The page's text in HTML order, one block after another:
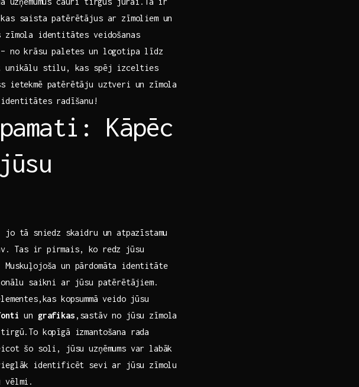
saista patērētājus ar zīmoliem un
identitātes veidošanas⁢
– no krāsu paletes un logotipa līdz
unikālu stilu, kas ​spēj izcelties
ietekmē patērētāju uztveri un zīmola
identitātes radīšanu!
Kāpēc
jo tā ⁢sniedz skaidru un atpazīstamu
Tas ‌ir⁣ pirmais,​ ko ⁤redz‌ jūsu⁤
un pārdomāta identitāte
saikni ar jūsu patērētājiem.
kopsummā ⁤veido jūsu
un grafikas ,sastāv no jūsu zīmola
‍kopīgā izmantošana rada
šo soli, jūsu​ uzņēmums var labāk
identificēt sevi ar jūsu zīmolu‌
vēlmi.